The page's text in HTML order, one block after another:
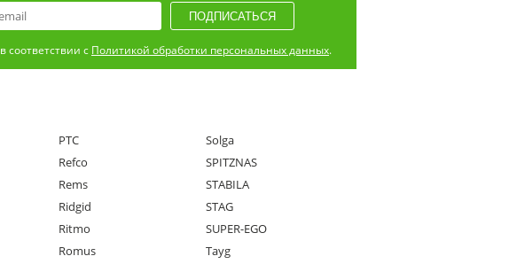
в соответствии с Политикой обработки персональных данных.
PTC
Refco
Rems
Ridgid
Ritmo
Romus
Solga
SPITZNAS
STABILA
STAG
SUPER-EGO
Tayg